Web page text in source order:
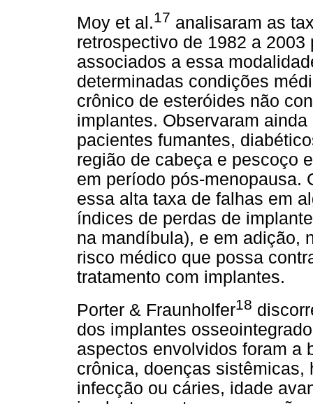
Moy et al.17 analisaram as
retrospectivo de 1982 a
associados a essa
determinadas condições
crônico de esteróides não
implantes. Observaram
pacientes fumantes,
região de cabeça e pescoço
em período pós-menopausa.
essa alta taxa de falhas em
índices de perdas de
na mandíbula), e em adição,
risco médico que possa
tratamento com implantes.
Porter & Fraunholfer18
dos implantes
aspectos envolvidos foram a
crônica, doenças sistêmicas,
infecção ou cáries, idade